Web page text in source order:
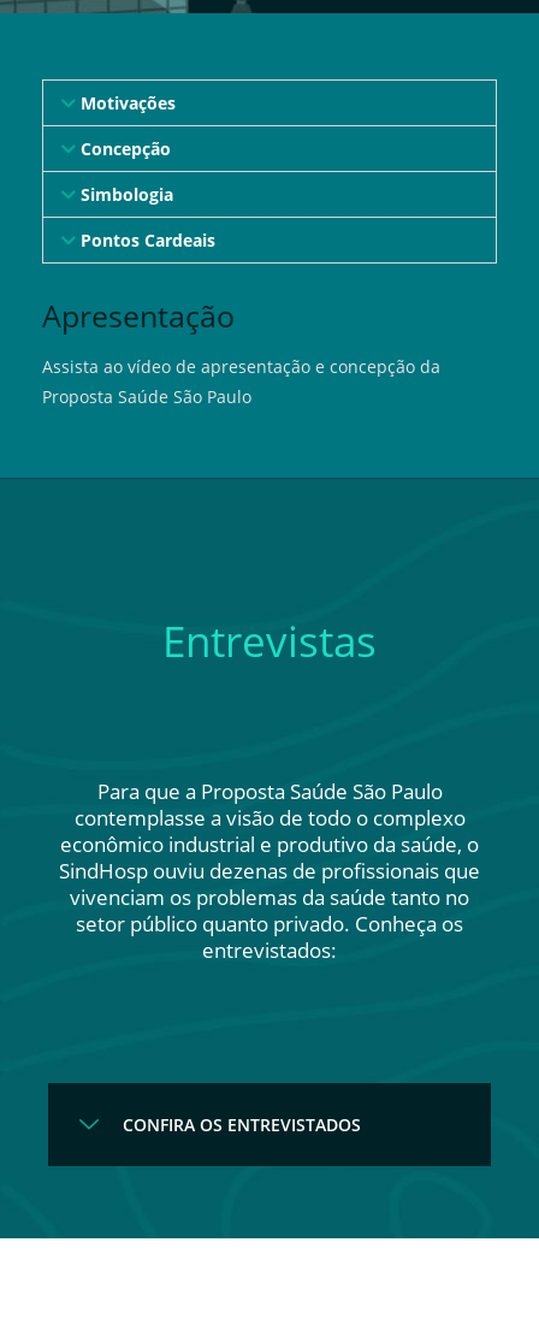
Motivações
Concepção
Simbologia
Pontos Cardeais
Apresentação
Assista ao vídeo de apresentação e concepção da
Proposta Saúde São Paulo
Entrevistas
Para que a Proposta Saúde São Paulo
contemplasse a visão de todo o complexo
econômico industrial e produtivo da saúde, o
SindHosp ouviu dezenas de profissionais que
vivenciam os problemas da saúde tanto no
setor público quanto privado. Conheça os
entrevistados:
CONFIRA OS ENTREVISTADOS